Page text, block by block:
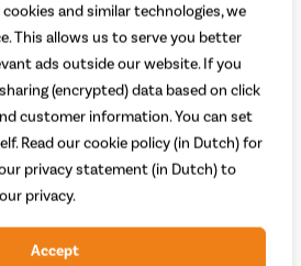
met bestellen
and similar technologies, we
This allows us to serve you better
ads outside our website. If you
(encrypted) data based on click
customer information. You can set
Read our cookie policy (in Dutch) for
privacy statement (in Dutch) to
privacy.
Accept